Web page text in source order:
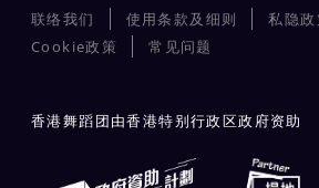
联络我们 使用条款及细则
私隐政
Cookie政策
常见问题
香港舞蹈团由香港特别行政区政府资助